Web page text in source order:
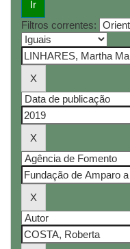
Filtros correntes: